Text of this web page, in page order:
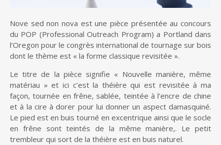
Nove sed non nova est une pièce présentée au concours
du POP (Professional Outreach Program) a Portland dans
l’Oregon pour le congrès international de tournage sur bois
dont le thème est « la forme classique revisitée ».
Le titre de la pièce signifie « Nouvelle manière, même
matériau » et ici c’est la théière qui est revisitée à ma
façon, tournée en frêne, sablée, teintée à l’encre de chine
et à la cire à dorer pour lui donner un aspect damasquiné.
Le pied est en buis tourné en excentrique ainsi que le socle
en frêne sont teintés de la même manière,. Le petit
trembleur qui sort de la théière est en buis naturel.